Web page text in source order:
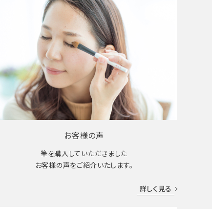
お客様の声
筆を購入していただきました
お客様の声をご紹介いたします。
詳しく見る